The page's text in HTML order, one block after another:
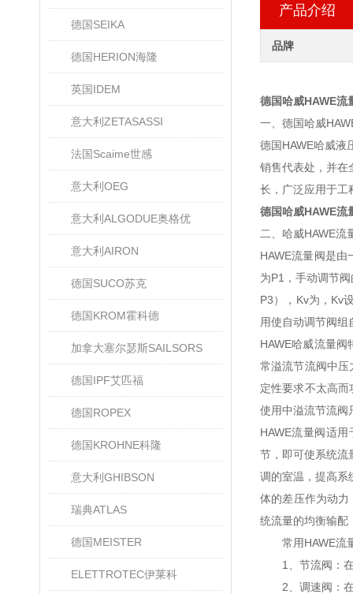
德国SEIKA
德国HERION海隆
英国IDEM
意大利ZETASASSI
法国Scaime世感
意大利OEG
意大利ALGODUE奥格优
意大利AIRON
德国SUCO苏克
德国KROM霍科德
加拿大塞尔瑟斯SAILSORS
德国IPF艾匹福
德国ROPEX
德国KROHNE科隆
意大利GHIBSON
瑞典ATLAS
德国MEISTER
ELETTROTEC伊莱科
产品介绍
品牌
德国哈威HAWE流
一、德国哈威
德国HAWE哈威液
销售代表处，并在
长，广泛应用于工
德国哈威HAWE流
二、哈威HAWE流
HAWE流量阀是
为P1，手动调节
P3），Kv为，Kv
用使自动调节阀
HAWE哈威流量
常溢流节流阀中
定性要求不太高
使用中溢流节流阀
HAWE流量阀适
节，即可使系统流
调的室温，提高系
体的差压作为动
统流量的均衡输配
常用HAWE流
1、节流阀：在
2、调速阀：在